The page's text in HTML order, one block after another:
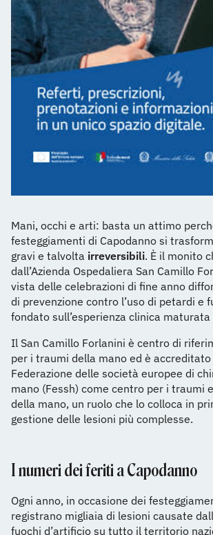
Mani, occhi e arti: basta un attimo
festeggiamenti di Capodanno si
gravi e talvolta irreversibili. È il monito
dall’Azienda Ospedaliera San Camillo
vista delle celebrazioni di fine anno
di prevenzione contro l’uso di petardi e
fondato sull’esperienza clinica maturata
Il San Camillo Forlanini è centro di
per i traumi della mano ed è
Federazione delle società europee di
mano (Fessh) come centro per i traumi
della mano, un ruolo che lo colloca in
gestione delle lesioni più complesse.
I numeri dei feriti a Capodanno
Ogni anno, in occasione dei
registrano migliaia di lesioni causate
fuochi d’artificio su tutto il territorio